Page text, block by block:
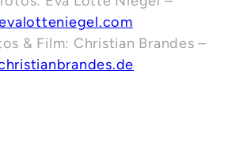
& Film: Christian Brandes –